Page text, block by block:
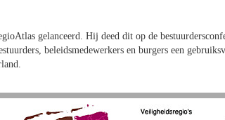
gelanceerd. Hij deed dit op de
beleidsmedewerkers en burgers een